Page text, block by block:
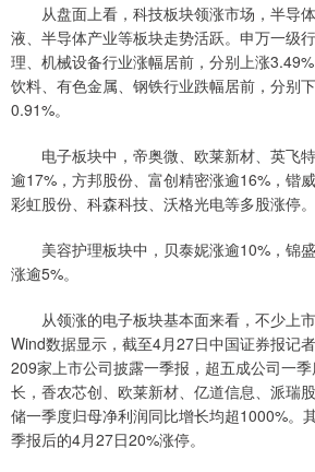
从盘面上看，科技板块领涨市场，半导
液、半导体产业等板块走势活跃。申万一级
理、机械设备行业涨幅居前，分别上涨
饮料、有色金属、钢铁行业跌幅居前，分别
0.91%。
电子板块中，帝奥微、欧莱新材、英飞
逾17%，方邦股份、富创精密涨逾16%，锴
彩虹股份、科森科技、沃格光电等多股涨停。
美容护理板块中，贝泰妮涨逾10%，锦
涨逾5%。
从领涨的电子板块基本面来看，不少上市
Wind数据显示，截至4月27日中国证券报记
209家上市公司披露一季报，超五成公司一
长，香农芯创、欧莱新材、亿道信息、派瑞
储一季度归母净利润同比增长均超1000%。
季报后的4月27日20%涨停。